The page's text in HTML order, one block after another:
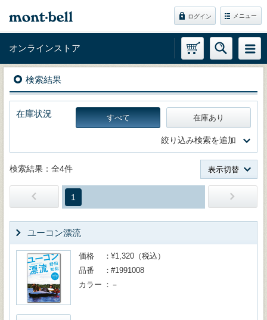
ログイン メニュー
オンラインストア
検索結果
在庫状況 すべて 在庫あり
絞り込み検索を追加
検索結果：全4件 表示切替
1
ユーコン漂流
価格
¥1,320（税込）
品番
#1991008
カラー
－